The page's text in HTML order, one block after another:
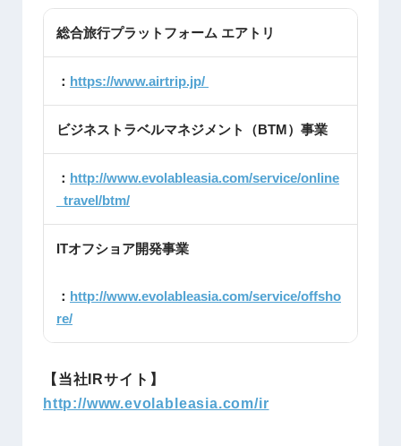
総合旅行プラットフォーム エアトリ
： https://www.airtrip.jp/
ビジネストラベルマネジメント（BTM）事業
： http://www.evolableasia.com/service/online
_travel/btm/
ITオフショア開発事業
： http://www.evolableasia.com/service/offsho
re/
【当社IRサイト】
http://www.evolableasia.com/ir